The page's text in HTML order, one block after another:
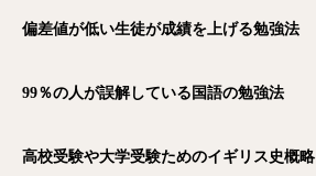
偏差値が低い生徒が成績を上げる勉強法
99％の人が誤解している国語の勉強法
高校受験や大学受験ためのイギリス史概略